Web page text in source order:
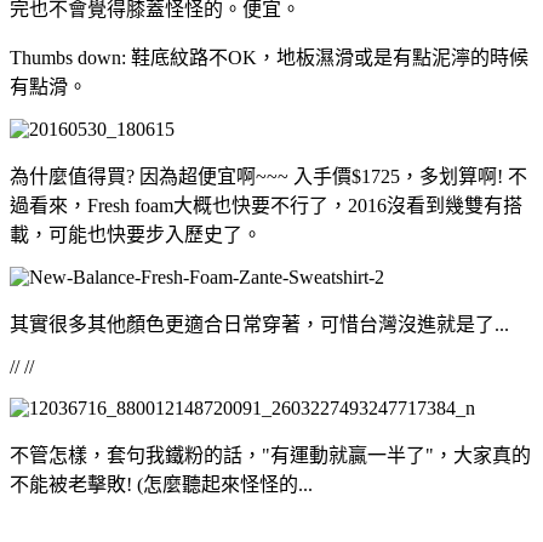
完也不會覺得膝蓋怪怪的。便宜。
Thumbs down: 鞋底紋路不OK，地板濕滑或是有點泥濘的時候
有點滑。
為什麼值得買? 因為超便宜啊~~~ 入手價$1725，多划算啊! 不
過看來，Fresh foam大概也快要不行了，2016沒看到幾雙有搭
載，可能也快要步入歷史了。
其實很多其他顏色更適合日常穿著，可惜台灣沒進就是了...
// //
不管怎樣，套句我鐵粉的話，"有運動就贏一半了"，大家真的
不能被老擊敗! (怎麼聽起來怪怪的...